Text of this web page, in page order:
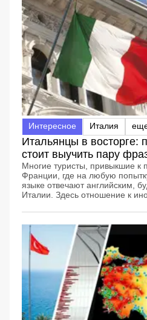
Интересное Италия
Итальянцы в восторге:
стоит выучить пару
Многие туристы, привыкшие к
Франции, где на любую
языке отвечают английским,
Италии. Здесь отношение к